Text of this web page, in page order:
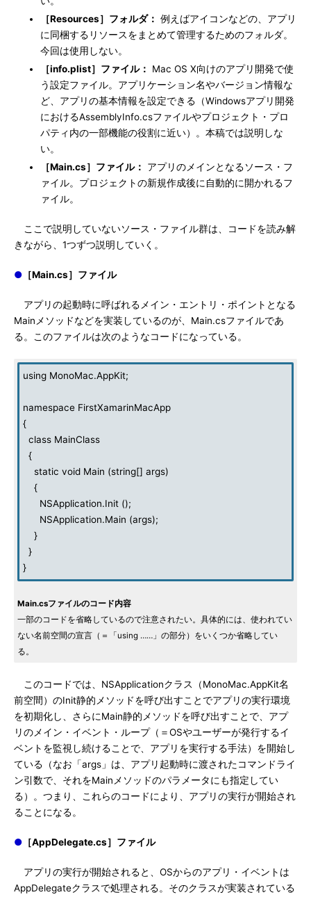
［Resources］フォルダ： 例えばアイコンなどの、アプリ
に同梱するリソースをまとめて管理するためのフォルダ。
今回は使用しない。
［info.plist］ファイル：
Mac OS X向けのアプリ開発で使
う設定ファイル。アプリケーション名やバージョン情報な
ど、アプリの基本情報を設定できる（Windowsアプリ開発
におけるAssemblyInfo.csファイルやプロジェクト・プロ
パティ内の一部機能の役割に近い）。本稿では説明しな
い。
［Main.cs］ファイル：
アプリのメインとなるソース・フ
ァイル。プロジェクトの新規作成後に自動的に開かれるフ
ァイル。
ここで説明していないソース・ファイル群は、コードを読み解
きながら、1つずつ説明していく。
● ［Main.cs］ファイル
アプリの起動時に呼ばれるメイン・エントリ・ポイントとなる
Mainメソッドなどを実装しているのが、Main.csファイルであ
る。このファイルは次のようなコードになっている。
using MonoMac.AppKit;
namespace FirstXamarinMacApp
{
class MainClass
{
static void Main (string[] args)
{
NSApplication.Init ();
NSApplication.Main (args);
}
}
}
Main.csファイルのコード内容
一部のコードを省略しているので注意されたい。具体的には、使われてい
ない名前空間の宣言（＝「using ……」の部分）をいくつか省略してい
る。
このコードでは、NSApplicationクラス（MonoMac.AppKit名
前空間）のInit静的メソッドを呼び出すことでアプリの実行環境
を初期化し、さらにMain静的メソッドを呼び出すことで、アプ
リのメイン・イベント・ループ（＝OSやユーザーが発行するイ
ベントを監視し続けることで、アプリを実行する手法）を開始し
ている（なお「args」は、アプリ起動時に渡されたコマンドライ
ン引数で、それをMainメソッドのパラメータにも指定してい
る）。つまり、これらのコードにより、アプリの実行が開始され
ることになる。
● ［AppDelegate.cs］ファイル
アプリの実行が開始されると、OSからのアプリ・イベントは
AppDelegateクラスで処理される。そのクラスが実装されている